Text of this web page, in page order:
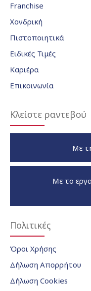
Franchise
Χονδρική
Πιστοποιητικά
Ειδικές Τιμές
Καριέρα
Επικοινωνία
Κλείστε ραντεβού
Με
Με το
Πολιτικές
Όροι Χρήσης
Δήλωση Απορρήτου
Δήλωση Cookies